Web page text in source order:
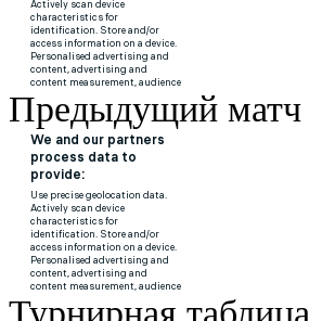
Предыдущий матч
Турнирная таблица